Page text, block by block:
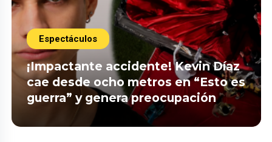
Espectáculos
¡Impactante accidente! Kevin Díaz
cae desde ocho metros en “Esto es
guerra” y genera preocupación